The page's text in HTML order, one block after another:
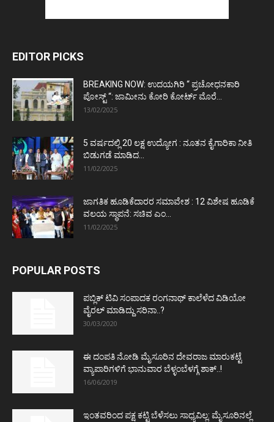
EDITOR PICKS
BREAKING NOW: ಉದಯಗಿರಿ “ ಪ್ರಚೋಧನಕಾರಿ
ಪೋಸ್ಟ್‌ “: ಜಾಮೀನು ಕೋರಿ ಕೋರ್ಟ್‌ ಮೊರೆ...
13/02/2025
5 ವರ್ಷದಲ್ಲಿ 20 ಲಕ್ಷ ಉದ್ಯೋಗ : ನೂತನ ಕೈಗಾರಿಕಾ ನೀತಿ
ಬಿಡುಗಡೆ ಮಾಡಿದ...
11/02/2025
ಜಾಗತಿಕ ಹೂಡಿಕೆದಾರರ ಸಮಾವೇಶ : 12 ವಿಶೇಷ ಹೂಡಿಕೆ
ವಲಯ ಸ್ಥಾಪನೆ: ಸಚಿವ ಎಂ...
11/02/2025
POPULAR POSTS
ಪಬ್ಲಿಕ್ ಟಿವಿ ಸಂಪಾದಕ ರಂಗನಾಥ್ ಕಾಲೆಳೆದ ವಿಡಿಯೋ
ವೈರಲ್ ಮಾಡಿದ್ದು ಸರಿನಾ..?
30/03/2020
ಈ ದಂಪತಿ ನೋಡಿ ಮೈಸೂರಿನ ದೇವರಾಜ ಮಾರುಕಟ್ಟೆ
ವ್ಯಾಪಾರಿಗಳಿಗೆ ಭಾನುವಾರ ಬೆಳ್ಳಂಬೆಳಗ್ಗೆ ಶಾಕ್..!
16/06/2019
ಇಂತವರಿಂದ ಪಕ್ಷ ಕಟ್ಟಿ ಬೆಳೆಸಲು ಸಾಧ್ಯವಿಲ್ಲ: ಮೈಸೂರಿನಲ್ಲೆ